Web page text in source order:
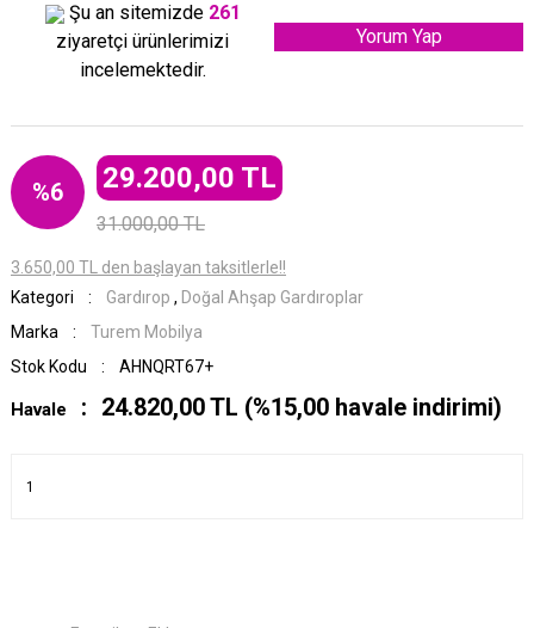
Şu an sitemizde 261
ziyaretçi ürünlerimizi
incelemektedir.
Yorum Yap
%6 29.200,00 TL
31.000,00 TL
3.650,00 TL den başlayan taksitlerle!!
Kategori
Gardırop , Doğal Ahşap Gardıroplar
Marka
Turem Mobilya
Stok Kodu
AHNQRT67+
Havale 24.820,00 TL (%15,00 havale indirimi)